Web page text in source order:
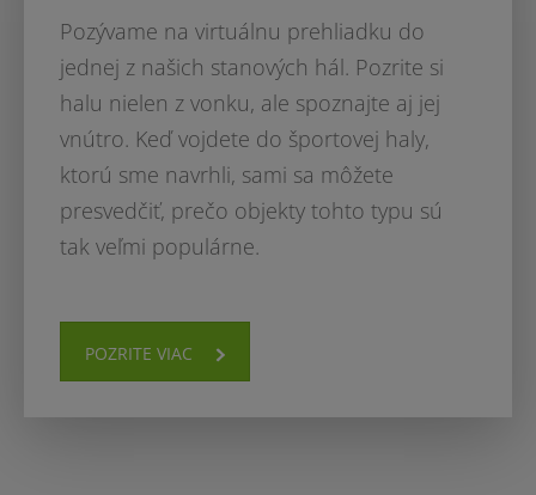
Pozývame na virtuálnu prehliadku do
jednej z našich stanových hál. Pozrite si
halu nielen z vonku, ale spoznajte aj jej
vnútro. Keď vojdete do športovej haly,
ktorú sme navrhli, sami sa môžete
presvedčiť, prečo objekty tohto typu sú
tak veľmi populárne.
POZRITE VIAC